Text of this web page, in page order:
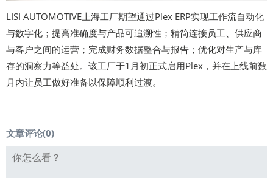
LISI AUTOMOTIVE上海工厂期望通过Plex ERP实现工作流自动化
与数字化；提高准确度与产品可追溯性；精简连接员工、供应商
与客户之间的运营；完成财务数据整合与报告；优化对生产与库
存的洞察力等益处。该工厂于1月初正式启用Plex，并在上线前数
月内让员工做好准备以保障顺利过渡。
文章评论(0)